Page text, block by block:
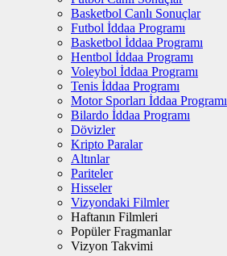
Basketbol Canlı Sonuçlar
Futbol İddaa Programı
Basketbol İddaa Programı
Hentbol İddaa Programı
Voleybol İddaa Programı
Tenis İddaa Programı
Motor Sporları İddaa Programı
Bilardo İddaa Programı
Dövizler
Kripto Paralar
Altınlar
Pariteler
Hisseler
Vizyondaki Filmler
Haftanın Filmleri
Popüler Fragmanlar
Vizyon Takvimi